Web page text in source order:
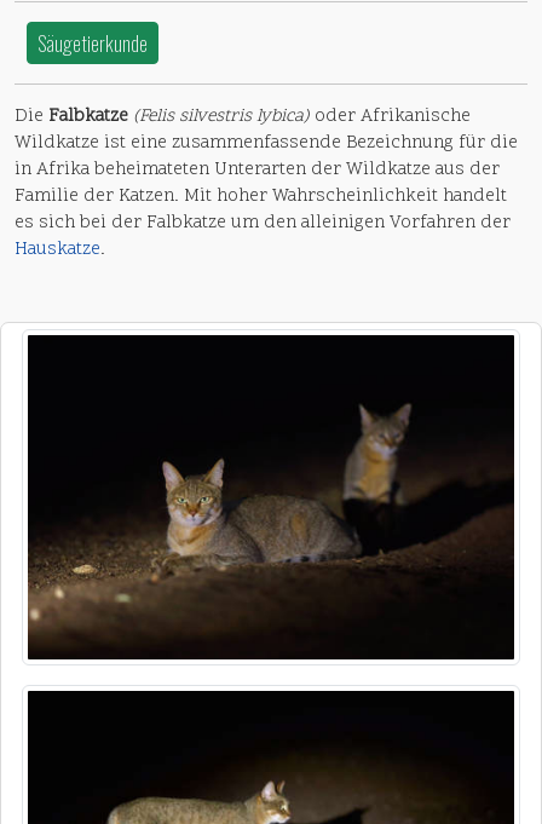
Säugetierkunde
Die Falbkatze (Felis silvestris lybica) oder Afrikanische
Wildkatze ist eine zusammenfassende Bezeichnung für die
in Afrika beheimateten Unterarten der Wildkatze aus der
Familie der Katzen. Mit hoher Wahrscheinlichkeit handelt
es sich bei der Falbkatze um den alleinigen Vorfahren der
Hauskatze.